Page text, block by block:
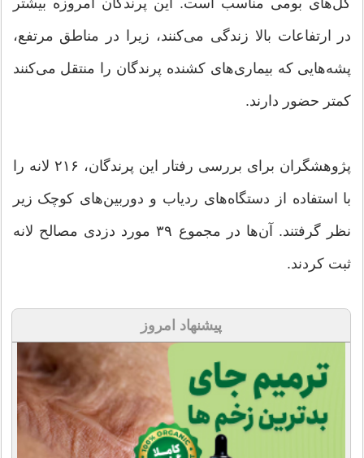
در ارتفاعات بالا زندگی می‌کنند، زیرا در مناطق مرتفع،
پشه‌هایی که بیماری‌های کشنده پرندگان را منتقل می‌کنند
کمتر حضور دارند.
پژوهشگران برای بررسی رفتار این پرندگان، ۲۱۶ لانه را
با استفاده از دستگاه‌های ردیاب و دوربین‌های کوچک زیر
نظر گرفتند. آن‌ها در مجموع ۳۹ مورد دزدی مصالح لانه
ثبت کردند.
پیشنهاد امروز